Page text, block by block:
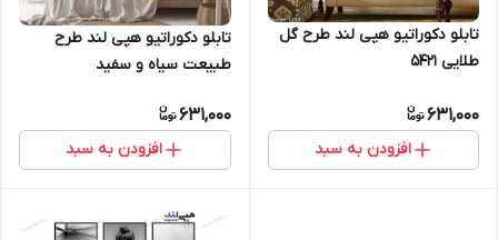
تابلو دکوراتیو هپی لند طرح گل
طلایی 5421
631,000
افزودن به سبد
تابلو دکوراتیو هپی لند طرح
طبیعت سیاه و سفید
631,000
افزودن به سبد